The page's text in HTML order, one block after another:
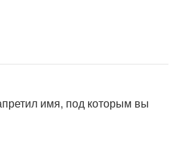
имя, под которым вы